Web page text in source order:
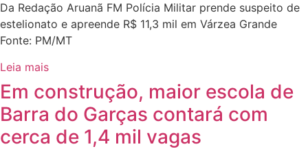
Da Redação Aruanã FM Polícia Militar prende suspeito de
estelionato e apreende R$ 11,3 mil em Várzea Grande
Fonte: PM/MT
Leia mais
Em construção, maior escola de
Barra do Garças contará com
cerca de 1,4 mil vagas